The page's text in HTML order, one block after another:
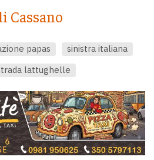
Cassano
papas
sinistra italiana
lattughelle